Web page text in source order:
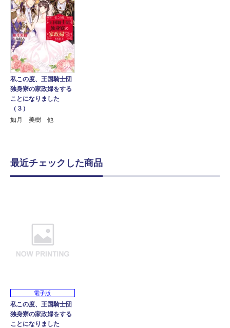
私この度、王国騎士団
独身寮の家政婦をする
ことになりました
（３）
如月 美樹 他
最近チェックした商品
電子版
私この度、王国騎士団
独身寮の家政婦をする
ことになりました